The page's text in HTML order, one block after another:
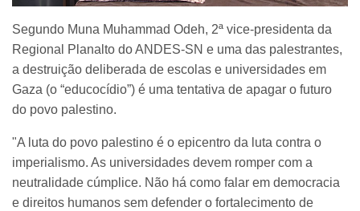
Segundo Muna Muhammad Odeh, 2ª vice-presidenta da
Regional Planalto do ANDES-SN e uma das palestrantes,
a destruição deliberada de escolas e universidades em
Gaza (o “educocídio”) é uma tentativa de apagar o futuro
do povo palestino.
"A luta do povo palestino é o epicentro da luta contra o
imperialismo. As universidades devem romper com a
neutralidade cúmplice. Não há como falar em democracia
e direitos humanos sem defender o fortalecimento de